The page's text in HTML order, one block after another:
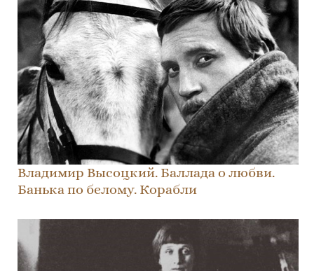
Владимир Высоцкий. Баллада о любви.
Банька по белому. Корабли